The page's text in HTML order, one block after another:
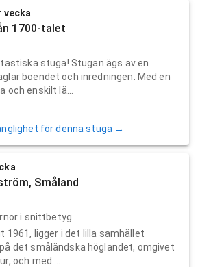
vecka
1700-talet
stuga! Stugan ägs av en
boendet och inredningen. Med en
enskilt lä...
för denna stuga →
Småland
i snittbetyg
1961, ligger i det lilla samhället
det småländska höglandet, omgivet
och med ...